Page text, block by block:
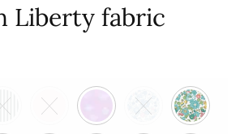
Liberty fabric